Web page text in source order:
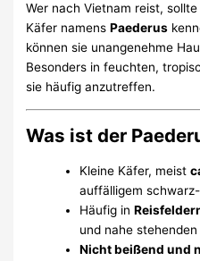
Wer nach Vietnam reist,
Käfer namensPaederus
können sie unangenehme
Besonders in feuchten,
sie häufig anzutreffen.
Was ist der
Kleine Käfer, meist
auffälligem
Häufig in
und nahe
Nicht beißend und